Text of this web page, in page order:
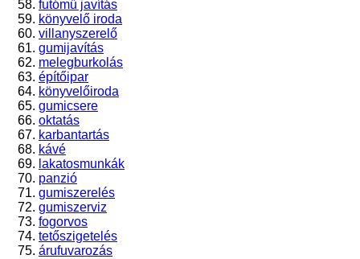
futómű javítás
könyvelő iroda
villanyszerelő
gumijavítás
melegburkolás
építőipar
könyvelőiroda
gumicsere
oktatás
karbantartás
kávé
lakatosmunkák
panzió
gumiszerelés
gumiszerviz
fogorvos
tetőszigetelés
árufuvarozás